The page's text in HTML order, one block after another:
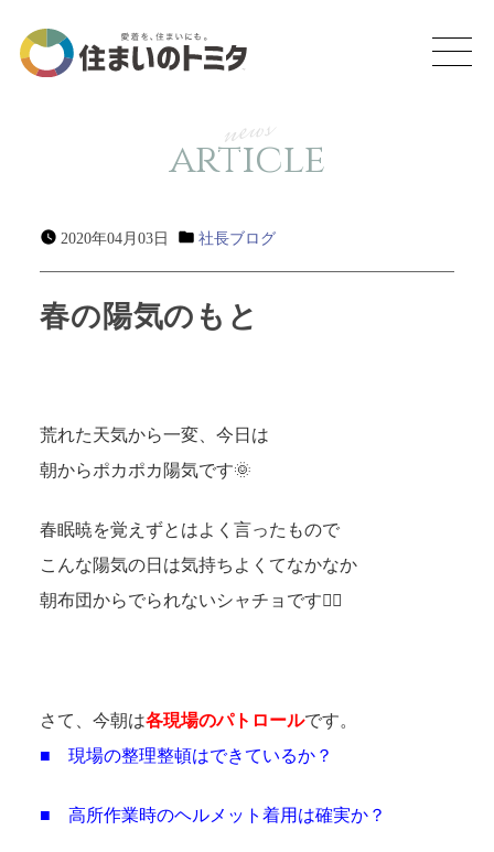
news
article
2020年04月03日 社長ブログ
春の陽気のもと
荒れた天気から一変、今日は
朝からポカポカ陽気です🌞
春眠暁を覚えずとはよく言ったもので
こんな陽気の日は気持ちよくてなかなか
朝布団からでられないシャチョです🤦‍♂️
さて、今朝は各現場のパトロールです。
■ 現場の整理整頓はできているか？
■ 高所作業時のヘルメット着用は確実か？